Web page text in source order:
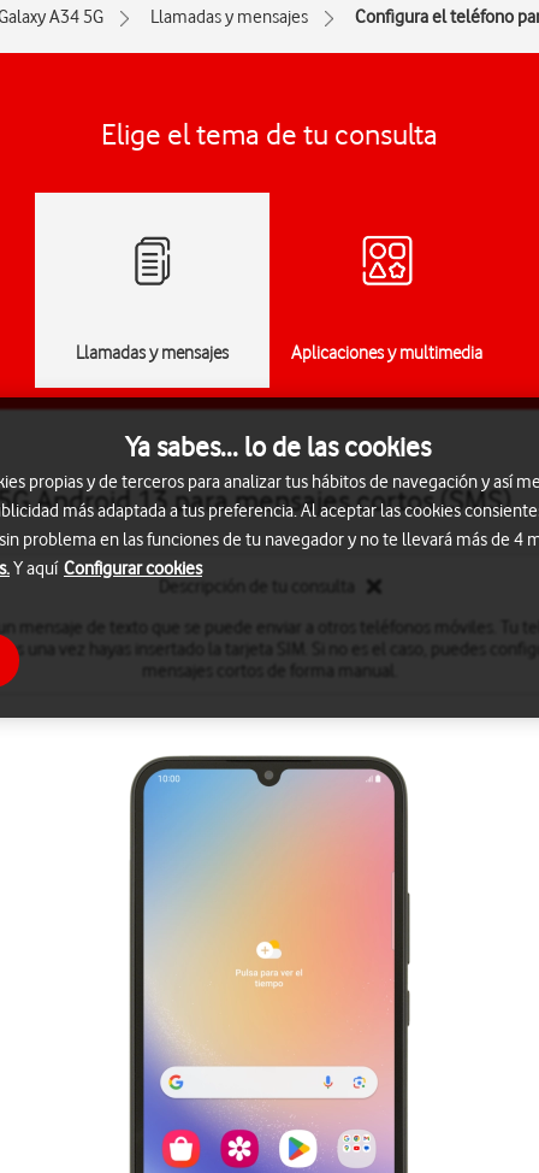
A34 5G Llamadas y mensajes Configura el teléfono
Elige el tema de tu consulta
Llamadas y mensajes Aplicaciones y multimedia
Android 13 para mensajes cortos (SMS)
una vez hayas insertado la tarjeta SIM. Si no es el caso, puedes
Ya sabes... lo de las cookies
propias y de terceros para analizar tus hábitos de navegación y así
más adaptada a tus preferencia. Al aceptar las cookies
problema en las funciones de tu navegador y no te llevará más de 4
Y aquí Configurar cookies